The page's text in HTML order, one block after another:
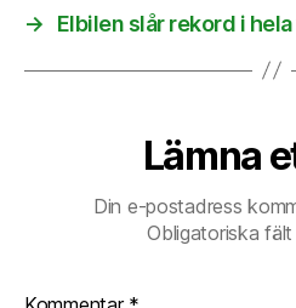
→
Elbilen slår rekord i
Lämna
Din e-postadress
Obligatoriska